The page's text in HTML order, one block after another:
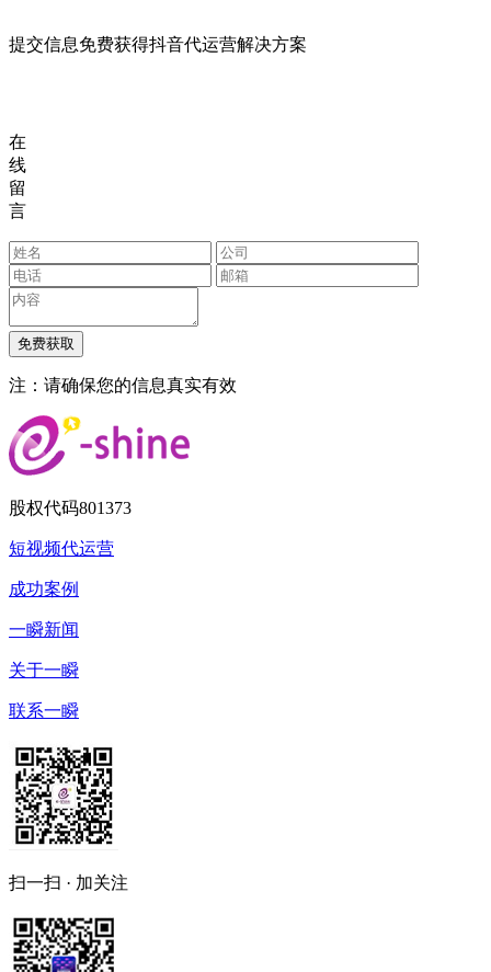
提交信息免费获得抖音代运营解决方案
在
线
留
言
注：请确保您的信息真实有效
股权代码801373
短视频代运营
成功案例
一瞬新闻
关于一瞬
联系一瞬
扫一扫 · 加关注